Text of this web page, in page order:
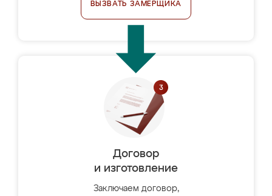
ВЫЗВАТЬ ЗАМЕРЩИКА
Договор
и изготовление
Заключаем договор,